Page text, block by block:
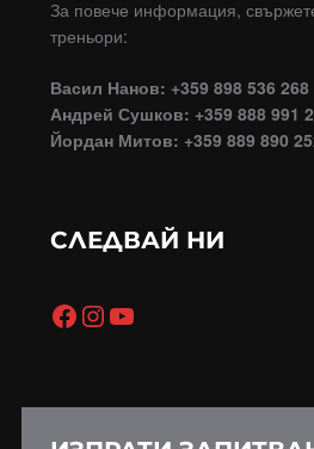
За повече информация,
треньори:
Васил Нанов: +359 898 536 268
Андрей Сушков: +359 888 991
Йордан Митов: +359 889 890
СЛЕДВАЙ НИ
Facebook
Instagram
YouTube